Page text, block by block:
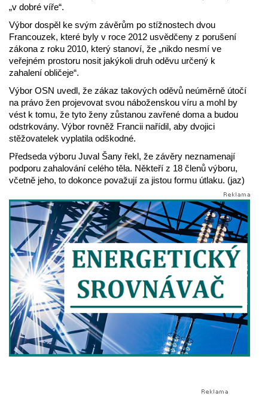
„v dobré víře“.
Výbor dospěl ke svým závěrům po stížnostech dvou
Francouzek, které byly v roce 2012 usvědčeny z porušení
zákona z roku 2010, který stanoví, že „nikdo nesmí ve
veřejném prostoru nosit jakýkoli druh oděvu určený k
zahalení obličeje“.
Výbor OSN uvedl, že zákaz takových oděvů neúměrně útočí
na právo žen projevovat svou náboženskou víru a mohl by
vést k tomu, že tyto ženy zůstanou zavřené doma a budou
odstrkovány. Výbor rovněž Francii nařídil, aby dvojici
stěžovatelek vyplatila odškodné.
Předseda výboru Juval Šany řekl, že závěry neznamenají
podporu zahalování celého těla. Někteří z 18 členů výboru,
včetně jeho, to dokonce považují za jistou formu útlaku. (jaz)